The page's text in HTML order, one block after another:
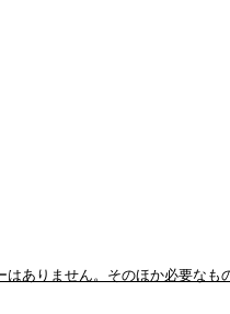
ありません。そのほか必要なも